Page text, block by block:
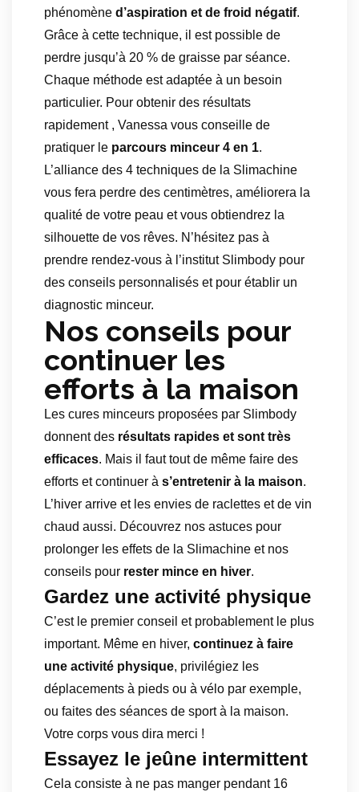
phénomène d’aspiration et de froid négatif.
Grâce à cette technique, il est possible de
perdre jusqu’à 20 % de graisse par séance.
Chaque méthode est adaptée à un besoin
particulier. Pour obtenir des résultats
rapidement , Vanessa vous conseille de
pratiquer le parcours minceur 4 en 1.
L’alliance des 4 techniques de la Slimachine
vous fera perdre des centimètres, améliorera la
qualité de votre peau et vous obtiendrez la
silhouette de vos rêves. N’hésitez pas à
prendre rendez-vous à l’institut Slimbody pour
des conseils personnalisés et pour établir un
diagnostic minceur.
Nos conseils pour
continuer les
efforts à la maison
Les cures minceurs proposées par Slimbody
donnent des résultats rapides et sont très
efficaces. Mais il faut tout de même faire des
efforts et continuer à s’entretenir à la maison.
L’hiver arrive et les envies de raclettes et de vin
chaud aussi. Découvrez nos astuces pour
prolonger les effets de la Slimachine et nos
conseils pour rester mince en hiver.
Gardez une activité physique
C’est le premier conseil et probablement le plus
important. Même en hiver, continuez à faire
une activité physique, privilégiez les
déplacements à pieds ou à vélo par exemple,
ou faites des séances de sport à la maison.
Votre corps vous dira merci !
Essayez le jeûne intermittent
Cela consiste à ne pas manger pendant 16